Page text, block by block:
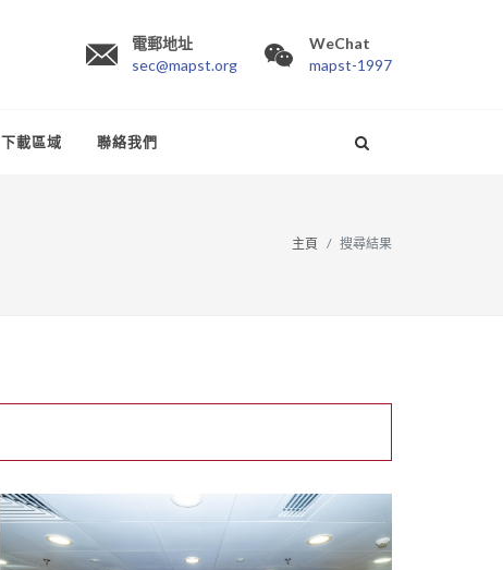
電郵地址
sec@mapst.org
WeChat
mapst-1997
下載區域 聯絡我們
主頁 搜尋結果